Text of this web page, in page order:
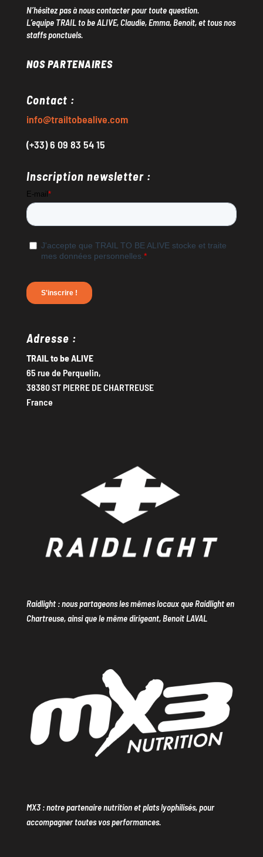
N’hésitez pas à nous contacter pour toute question.
L’equipe TRAIL to be ALIVE, Claudie, Emma, Benoit, et tous nos
staffs ponctuels.
NOS PARTENAIRES
Contact :
info@trailtobealive.com
(+33) 6 09 83 54 15
Inscription newsletter :
Adresse :
TRAIL to be ALIVE
65 rue de Perquelin,
38380 ST PIERRE DE CHARTREUSE
France
Raidlight : nous partageons les mêmes locaux que Raidlight en
Chartreuse, ainsi que le même dirigeant, Benoit LAVAL
MX3 : notre partenaire nutrition et plats lyophilisés, pour
accompagner toutes vos performances.